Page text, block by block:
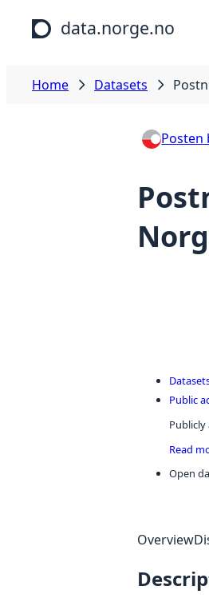
Skip to main content
data.norge.no
Home Datasets
Posten
Public
Read
Open
Overview